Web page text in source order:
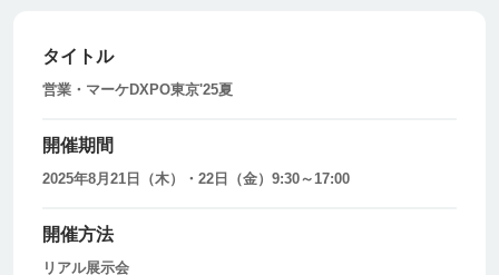
タイトル
営業・マーケDXPO東京'25夏
開催期間
2025年8月21日（木）・22日（金）9:30～17:00
開催方法
リアル展示会